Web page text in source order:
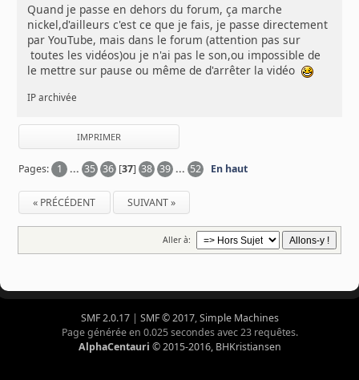
Quand je passe en dehors du forum, ça marche
nickel,d'ailleurs c'est ce que je fais, je passe directement
par YouTube, mais dans le forum (attention pas sur
toutes les vidéos)ou je n'ai pas le son,ou impossible de
le mettre sur pause ou même de d'arrêter la vidéo
IP archivée
IMPRIMER
Pages: 1 ...35 36 [37]38 39 ... 52 En haut
« PRÉCÉDENT SUIVANT »
Aller à:
SMF 2.0.17| SMF © 2017,Simple Machines
Page générée en 0.025 secondes avec 23 requêtes.
AlphaCentauri © 2015-2016, BHKristiansen